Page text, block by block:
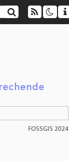
FOSSGIS 2024